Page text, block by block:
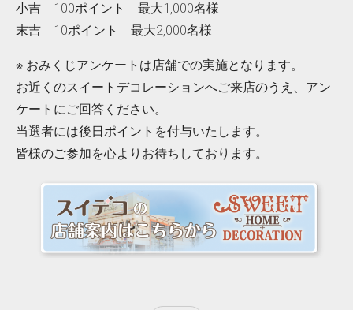
小吉 100ポイント 最大1,000名様
末吉 10ポイント 最大2,000名様
※ おみくじアンケートは店舗での実施となります。
お近くのスイートデコレーションへご来店のうえ、アン
ケートにご回答ください。
当選者には後日ポイントを付与いたします。
皆様のご参加を心よりお待ちしております。